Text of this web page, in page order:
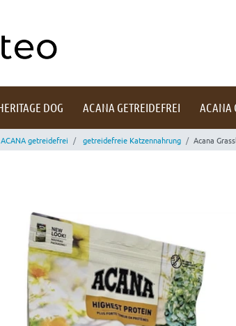
DOG ACANA GETREIDEFREI ACANA
ACANA getreidefrei getreidefreie Katzennahrung Acana